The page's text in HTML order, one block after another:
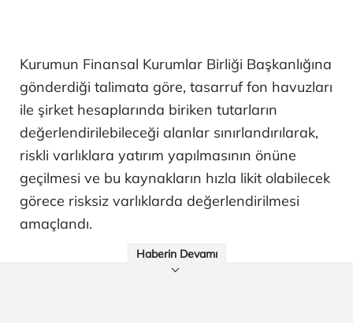
Kurumun Finansal Kurumlar Birliği Başkanlığına
gönderdiği talimata göre, tasarruf fon havuzları
ile şirket hesaplarında biriken tutarların
değerlendirilebileceği alanlar sınırlandırılarak,
riskli varlıklara yatırım yapılmasının önüne
geçilmesi ve bu kaynakların hızla likit olabilecek
görece risksiz varlıklarda değerlendirilmesi
amaçlandı.
Haberin Devamı